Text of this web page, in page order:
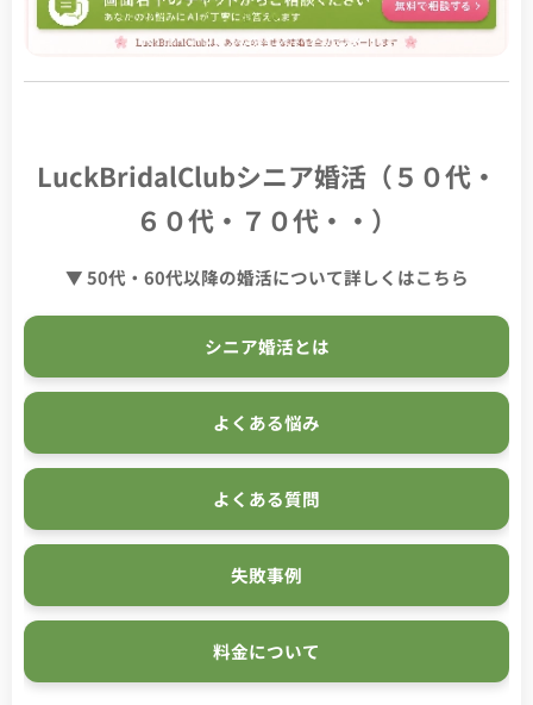
LuckBridalClubシニア婚活（５０代・
６０代・７０代・・）
▼ 50代・60代以降の婚活について詳しくはこちら
シニア婚活とは
よくある悩み
よくある質問
失敗事例
料金について